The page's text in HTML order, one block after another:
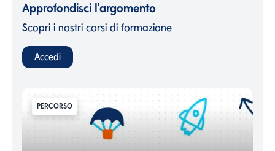
Approfondisci l'argomento
Scopri i nostri corsi di formazione
Accedi
PERCORSO